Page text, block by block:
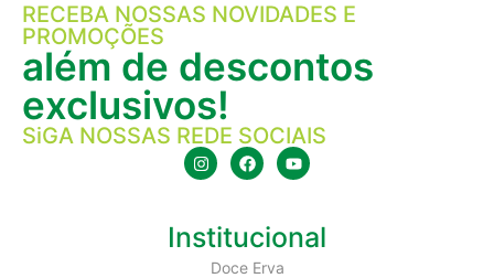
RECEBA NOSSAS NOVIDADES E
PROMOÇÕES
além de descontos
exclusivos!
SiGA NOSSAS REDE SOCIAIS
Institucional
Doce Erva